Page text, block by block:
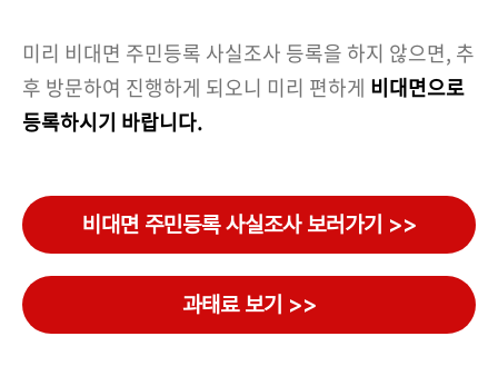
미리 비대면 주민등록 사실조사 등록을 하지 않으면, 추
후 방문하여 진행하게 되오니 미리 편하게 비대면으로
등록하시기 바랍니다.
비대면 주민등록 사실조사 보러가기 >>
과태료 보기 >>